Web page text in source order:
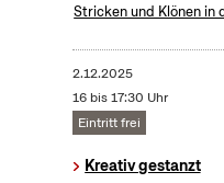
Stricken und Klönen
2.12.2025
16 bis 17:30 Uhr
Eintritt frei
Kreativ gestanzt